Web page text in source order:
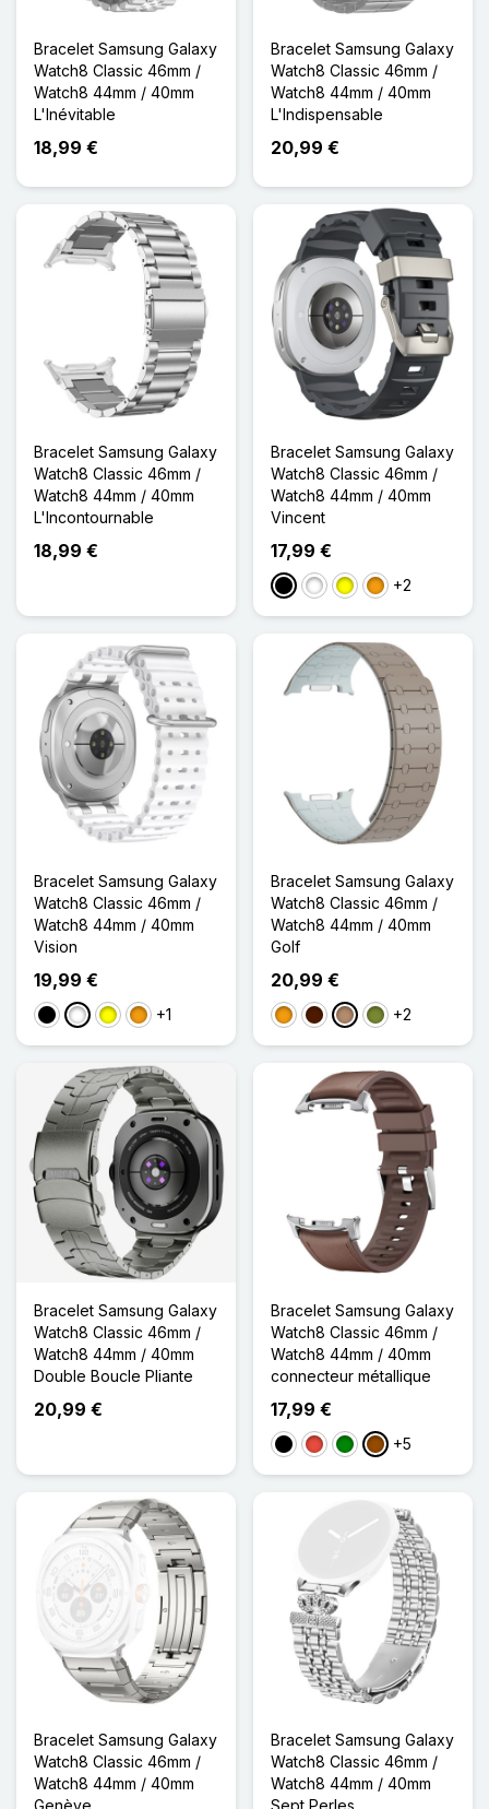
Bracelet Samsung Galaxy
Watch8 Classic 46mm /
Watch8 44mm / 40mm
L'Inévitable
18,99 €
Bracelet Samsung Galaxy
Watch8 Classic 46mm /
Watch8 44mm / 40mm
L'Indispensable
20,99 €
Bracelet Samsung Galaxy
Watch8 Classic 46mm /
Watch8 44mm / 40mm
L'Incontournable
18,99 €
Bracelet Samsung Galaxy
Watch8 Classic 46mm /
Watch8 44mm / 40mm
Vincent
17,99 €
NoirBlancJauneOrange
+2
Bracelet Samsung Galaxy
Watch8 Classic 46mm /
Watch8 44mm / 40mm
Vision
19,99 €
NoirBlancJauneOrange
+1
Bracelet Samsung Galaxy
Watch8 Classic 46mm /
Watch8 44mm / 40mm
Golf
20,99 €
OrangeMarron Foncé
TaupeKaki+2
Bracelet Samsung Galaxy
Watch8 Classic 46mm /
Watch8 44mm / 40mm
Double Boucle Pliante
20,99 €
Bracelet Samsung Galaxy
Watch8 Classic 46mm /
Watch8 44mm / 40mm
connecteur métallique
17,99 €
NoirRougeVertMarron
+5
Bracelet Samsung Galaxy
Watch8 Classic 46mm /
Watch8 44mm / 40mm
Genève
Bracelet Samsung Galaxy
Watch8 Classic 46mm /
Watch8 44mm / 40mm
Sept Perles